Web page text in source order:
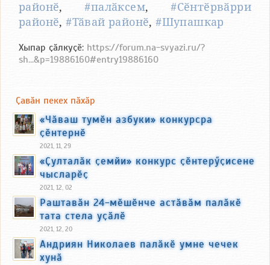
районӗ,#палӑксем,#Сӗнтӗрвӑрри
районӗ,#Тӑвай районӗ,#Шупашкар
Хыпар ҫӑлкуҫӗ: https://forum.na-svyazi.ru/?
sh...&p=19886160#entry19886160
Ҫавӑн пекех пӑхӑр
«Чӑваш тумӗн азбуки» конкурсра
ҫӗнтернӗ
2021, 11, 29
«Ҫулталӑк ҫемйи» конкурс ҫӗнтерӳҫисене
чысларӗҫ
2021, 12, 02
Раштавӑн 24-мӗшӗнче астӑвӑм палӑкӗ
тата стела уҫӑлӗ
2021, 12, 20
Андриян Николаев палӑкӗ умне чечек
хунӑ